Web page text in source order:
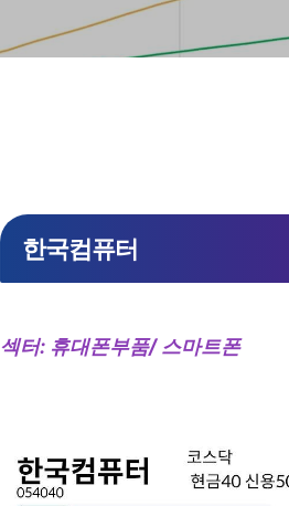
한국컴퓨터
섹터: 휴대폰부품/ 스마트폰